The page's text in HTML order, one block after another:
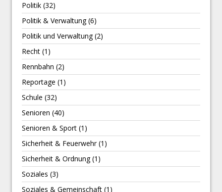
Politik (32)
Politik & Verwaltung(6)
Politik und Verwaltung(2)
Recht (1)
Rennbahn (2)
Reportage (1)
Schule (32)
Senioren (40)
Senioren & Sport (1)
Sicherheit & Feuerwehr(1)
Sicherheit & Ordnung(1)
Soziales (3)
Soziales & Gemeinschaft (1)